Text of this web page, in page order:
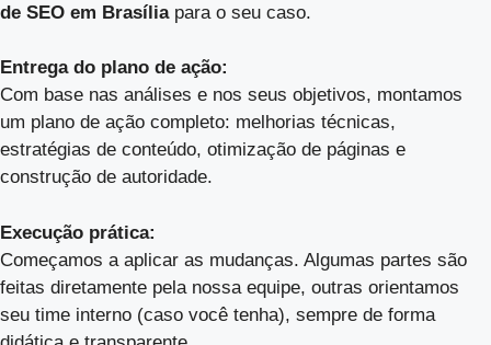
de SEO em Brasíliapara o seu caso.
Entrega do plano de ação:
Com base nas análises e nos seus objetivos, montamos
um plano de ação completo: melhorias técnicas,
estratégias de conteúdo, otimização de páginas e
construção de autoridade.
Execução prática:
Começamos a aplicar as mudanças. Algumas partes são
feitas diretamente pela nossa equipe, outras orientamos
seu time interno (caso você tenha), sempre de forma